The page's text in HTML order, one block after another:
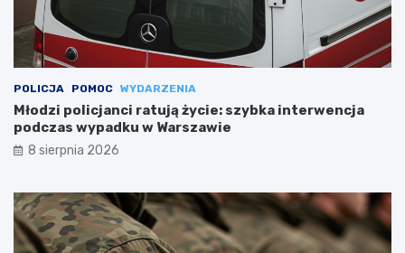
POLICJA POMOC WYDARZENIA
Młodzi policjanci ratują życie: szybka interwencja
podczas wypadku w Warszawie
8 sierpnia 2026